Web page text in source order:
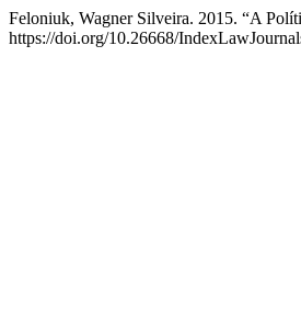
Feloniuk, Wagner Silveira. 2015. “A
https://doi.org/10.26668/